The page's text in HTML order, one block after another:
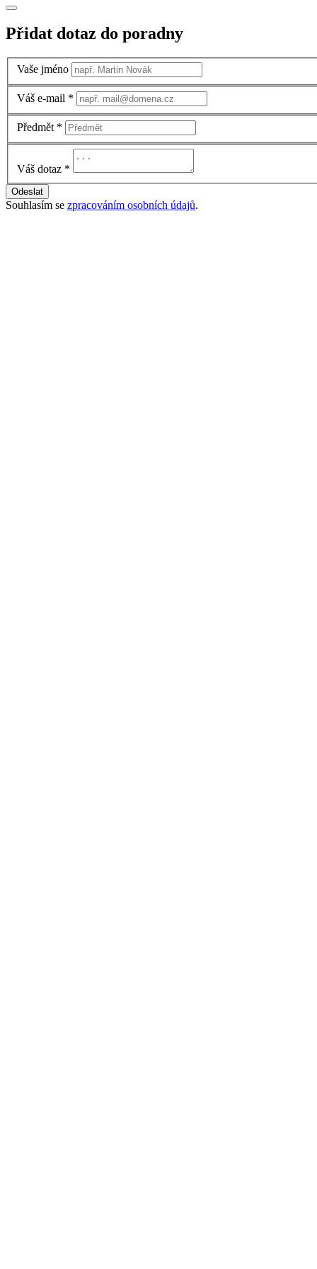
Přidat dotaz do poradny
Vaše jméno
Váš e-mail *
Předmět *
Váš dotaz *
Odeslat
Souhlasím se zpracováním osobních údajů.